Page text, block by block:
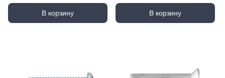
В корзину В корзину